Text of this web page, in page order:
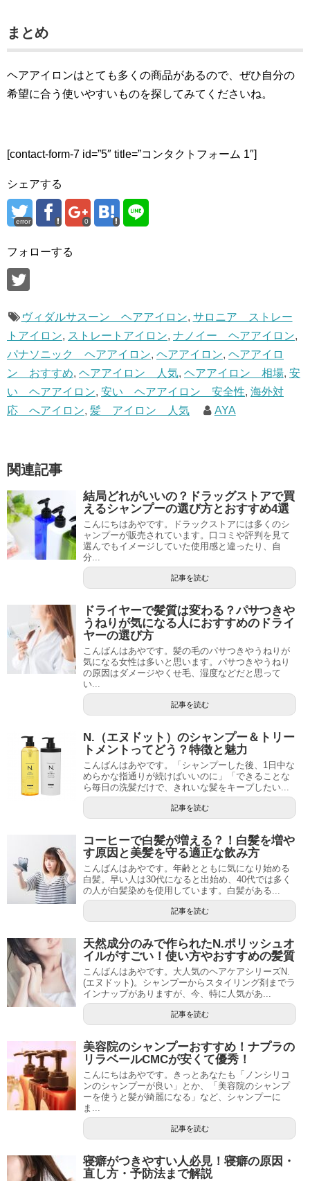
まとめ
ヘアアイロンはとても多くの商品があるので、ぜひ自分の
希望に合う使いやすいものを探してみてくださいね。
[contact-form-7 id=”5″ title=”コンタクトフォーム 1″]
シェアする
error 0
フォローする
ヴィダルサスーン ヘアアイロン, サロニア ストレー
トアイロン, ストレートアイロン, ナノイー ヘアアイロン,
パナソニック ヘアアイロン, ヘアアイロン, ヘアアイロ
ン おすすめ, ヘアアイロン 人気, ヘアアイロン 相場, 安
い ヘアアイロン, 安い ヘアアイロン 安全性, 海外対
応 へアイロン, 髪 アイロン 人気 AYA
関連記事
結局どれがいいの？ドラッグストアで買
えるシャンプーの選び方とおすすめ4選
こんにちはあやです。ドラックストアには多くのシ
ャンプーが販売されています。口コミや評判を見て
選んでもイメージしていた使用感と違ったり、自
分...
記事を読む
ドライヤーで髪質は変わる？パサつきや
うねりが気になる人におすすめのドライ
ヤーの選び方
こんばんはあやです。髪の毛のパサつきやうねりが
気になる女性は多いと思います。パサつきやうねり
の原因はダメージやくせ毛、湿度などだと思って
い...
記事を読む
N.（エヌドット）のシャンプー＆トリー
トメントってどう？特徴と魅力
こんばんはあやです。「シャンプーした後、1日中な
めらかな指通りが続けばいいのに」「できることな
ら毎日の洗髪だけで、きれいな髪をキープしたい...
記事を読む
コーヒーで白髪が増える？！白髪を増や
す原因と美髪を守る適正な飲み方
こんばんはあやです。年齢とともに気になり始める
白髪。早い人は30代になると出始め、40代では多く
の人が白髪染めを使用しています。白髪がある...
記事を読む
天然成分のみで作られたN.ポリッシュオ
イルがすごい！使い方やおすすめの髪質
こんばんはあやです。大人気のヘアケアシリーズN.
(エヌドット)。シャンプーからスタイリング剤までラ
インナップがありますが、今、特に人気があ...
記事を読む
美容院のシャンプーおすすめ！ナプラの
リラベールCMCが安くて優秀！
こんにちはあやです。きっとあなたも「ノンシリコ
ンのシャンプーが良い」とか、「美容院のシャンプ
ーを使うと髪が綺麗になる」など、シャンプーに
ま...
記事を読む
寝癖がつきやすい人必見！寝癖の原因・
直し方・予防法まで解説